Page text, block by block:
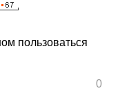
пользоваться
0